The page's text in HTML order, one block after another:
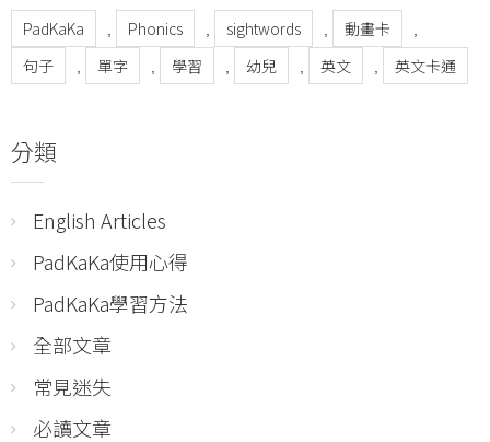
PadKaKa Phonics sightwords 動畫卡
句子 單字 學習 幼兒 英文 英文卡通
分類
English Articles
PadKaKa使用心得
PadKaKa學習方法
全部文章
常見迷失
必讀文章